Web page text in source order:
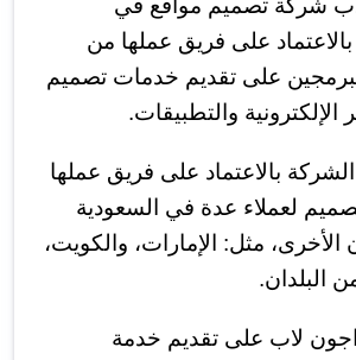
شركة تصميم مواقع في
على فريق عملها من
على تقديم خدمات تصميم
الإلكترونية والتطبيقات.
بالاعتماد على فريق عملها
لعملاء عدة في السعودية
الأخرى، مثل: الإمارات، والكويت،
البلدان.
لاب على تقديم خدمة